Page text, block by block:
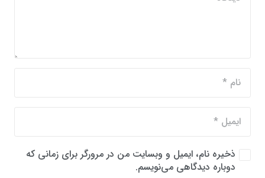
ذخیره نام، ایمیل و وبسایت من در مرورگر برای زمانی که
دوباره دیدگاهی می‌نویسم.